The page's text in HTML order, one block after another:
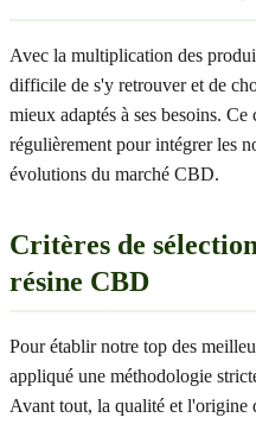
Avec la multiplication des
difficile de s'y retrouver et de
mieux adaptés à ses besoins.
régulièrement pour intégrer les
évolutions du marché CBD.
Critères de
résine CBD
Pour établir notre top des
appliqué une méthodologie
Avant tout, la qualité et l'origine